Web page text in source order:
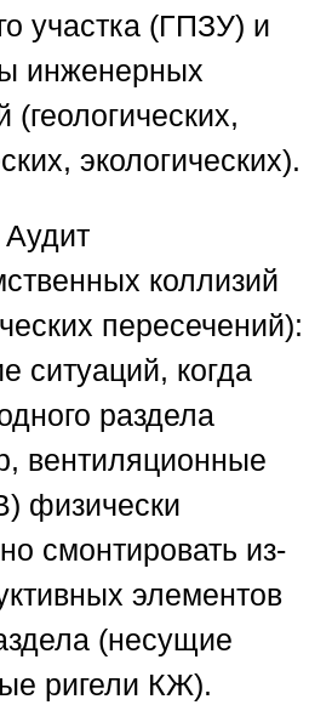
участка (ГПЗУ) и
инженерных
(геологических,
экологических).
коллизий
пересечений):
ситуаций, когда
раздела
вентиляционные
физически
смонтировать из-
элементов
(несущие
ригели КЖ).